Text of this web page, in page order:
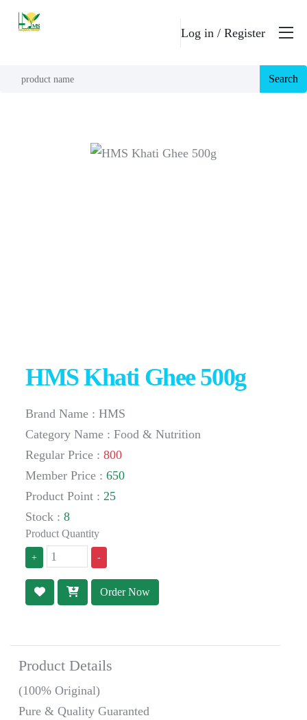
Log in / Register
Search
HMS Khati Ghee 500g
Brand Name : HMS
Category Name : Food & Nutrition
Regular Price : 800
Member Price : 650
Product Point : 25
Stock : 8
Product Quantity
+ -
Order Now
Product Details
(100% Original)
Pure & Quality Guaranted